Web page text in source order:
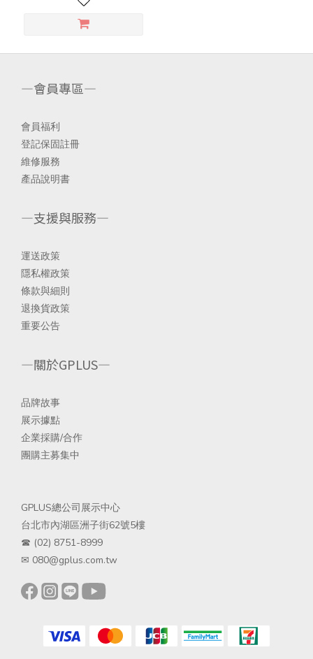
—會員專區—
會員福利
登記保固註冊
維修服務
產品說明書
—支援與服務—
運送政策
隱私權政策
條款與細則
退換貨政策
重要公告
—關於GPLUS—
品牌故事
展示據點
企業採購/合作
團購主募集中
GPLUS總公司展示中心
台北市內湖區洲子街62號5樓
☎ (02) 8751-8999
✉ 080@gplus.com.tw